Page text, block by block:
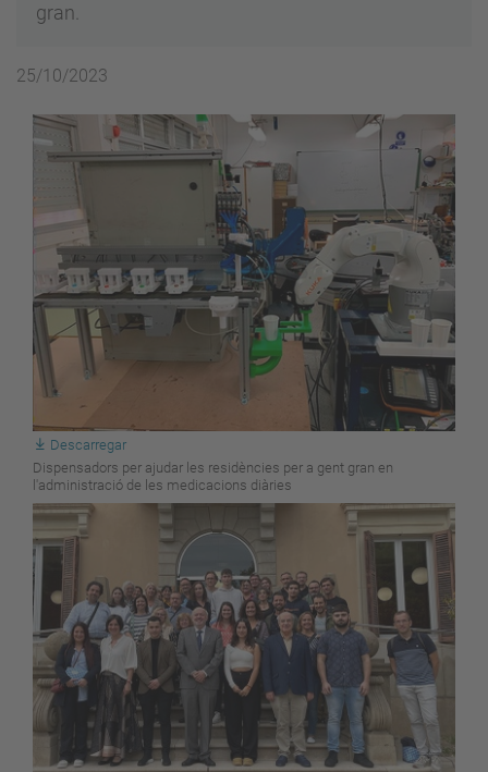
gran.
25/10/2023
Descarregar
Dispensadors per ajudar les residències per a gent gran en
l'administració de les medicacions diàries